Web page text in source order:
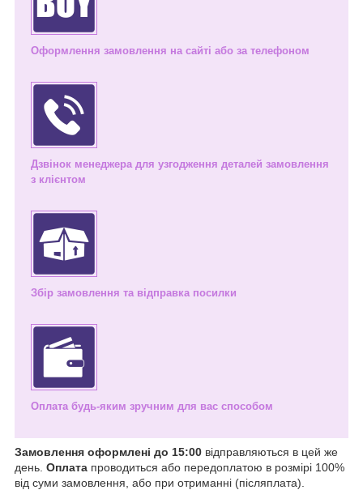
Оформлення замовлення на сайті або за телефоном
Дзвінок менеджера для узгодження деталей замовлення
з клієнтом
Збір замовлення та відправка посилки
Оплата будь-яким зручним для вас способом
Замовлення оформлені до 15:00 відправляються в цей же
день. Оплата проводиться або передоплатою в розмірі 100%
від суми замовлення, або при отриманні (післяплата).